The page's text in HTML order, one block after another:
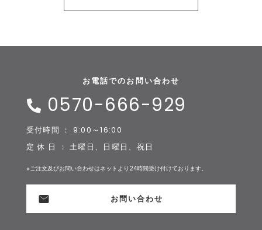
お電話でのお問い合わせ
0570-666-929
受付時間 ： 9:00～16:00
定 休 日 ： 土曜日、日曜日、祝日
※ご注文及びお問い合わせはネットより24時間受け付けております。
お問い合わせ